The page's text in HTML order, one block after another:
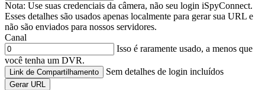
Nota: Use suas credenciais da câmera, não seu login iSpyConnect.
Esses detalhes são usados apenas localmente para gerar sua URL e
não são enviados para nossos servidores.
Canal
Isso é raramente usado, a menos que
você tenha um DVR.
Link de Compartilhamento Sem detalhes de login incluídos
Gerar URL